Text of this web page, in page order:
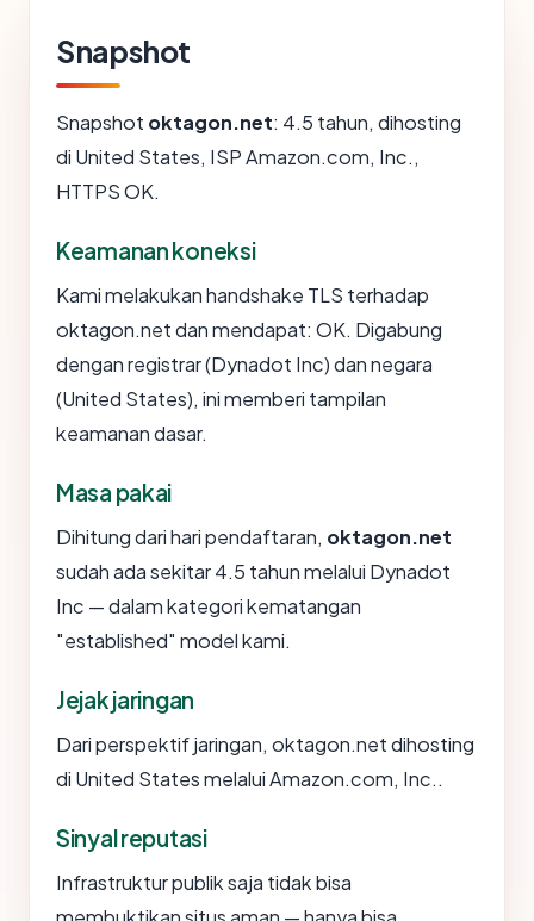
Snapshot
Snapshot oktagon.net: 4.5 tahun, dihosting
di United States, ISP Amazon.com, Inc.,
HTTPS OK.
Keamanan koneksi
Kami melakukan handshake TLS terhadap
oktagon.net dan mendapat: OK. Digabung
dengan registrar (Dynadot Inc) dan negara
(United States), ini memberi tampilan
keamanan dasar.
Masa pakai
Dihitung dari hari pendaftaran, oktagon.net
sudah ada sekitar 4.5 tahun melalui Dynadot
Inc — dalam kategori kematangan
"established" model kami.
Jejak jaringan
Dari perspektif jaringan, oktagon.net dihosting
di United States melalui Amazon.com, Inc..
Sinyal reputasi
Infrastruktur publik saja tidak bisa